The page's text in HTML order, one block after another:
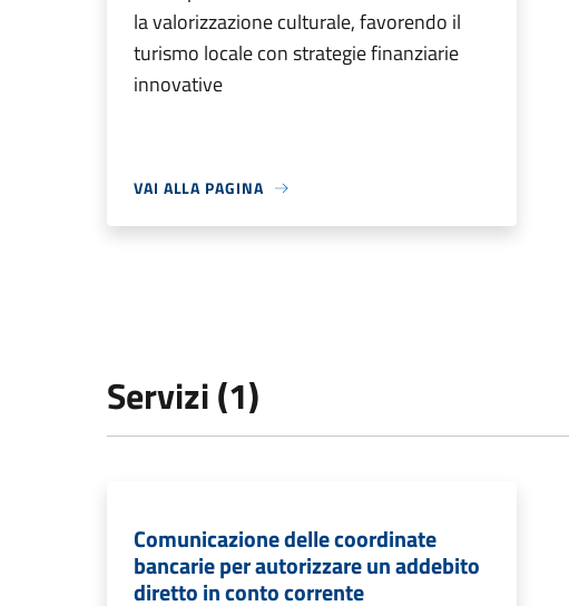
la valorizzazione culturale, favorendo il
turismo locale con strategie finanziarie
innovative
VAI ALLA PAGINA
Servizi (1)
Comunicazione delle coordinate
bancarie per autorizzare un addebito
diretto in conto corrente